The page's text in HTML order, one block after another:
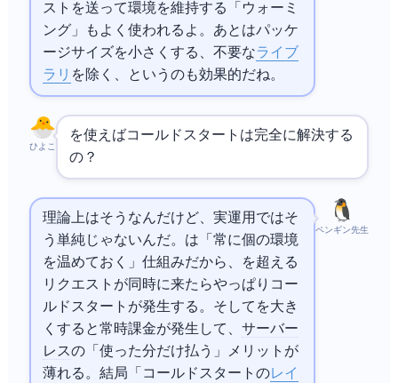
ストを送って環境を維持する「ウォーミ
ング」もよく使われるよ。あとはパッケ
ージサイズを小さくする、不要なライブ
ラリ を除く、というのも効果的だね。
ひよこ
Provisioned Concurrencyを使えばコールドスタートは完全に解決する
の？
ペンギン先生
理論上はそうなんだけど、実運用ではそ
う単純じゃないんだ。Provisioned Concurrencyは「常にN個の環境
を温めておく」仕組みだから、Nを超える
リクエストが同時に来たらやっぱりコー
ルドスタートが発生する。そしてNを大き
くすると常時課金が発生して、 サーバー
レスの「使った分だけ払う」メリットが
薄れる。結局「コールドスタートのレイ